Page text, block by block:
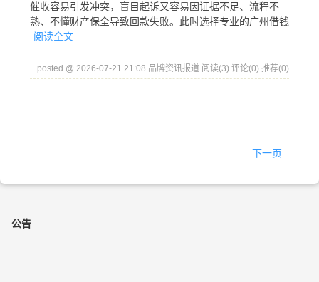
催收容易引发冲突，盲目起诉又容易因证据不足、流程不
熟、不懂财产保全导致回款失败。此时选择专业的广州借钱
阅读全文
posted @ 2026-07-21 21:08 品牌资讯报道 阅读(3) 评论(0) 推荐(0)
下一页
公告